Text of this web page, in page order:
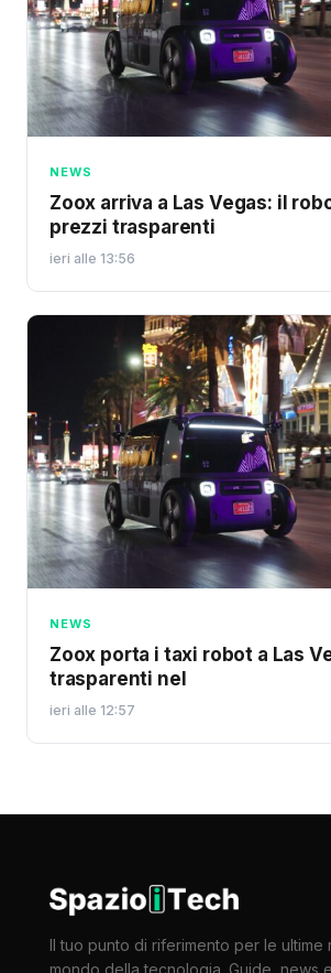
NEWS
Zoox arriva a Las Vegas: il
prezzi trasparenti
ieri alle 13:56
NEWS
Zoox porta i taxi robot a Las
trasparenti nel
ieri alle 12:57
Il tuo punto di riferimento per le ultime